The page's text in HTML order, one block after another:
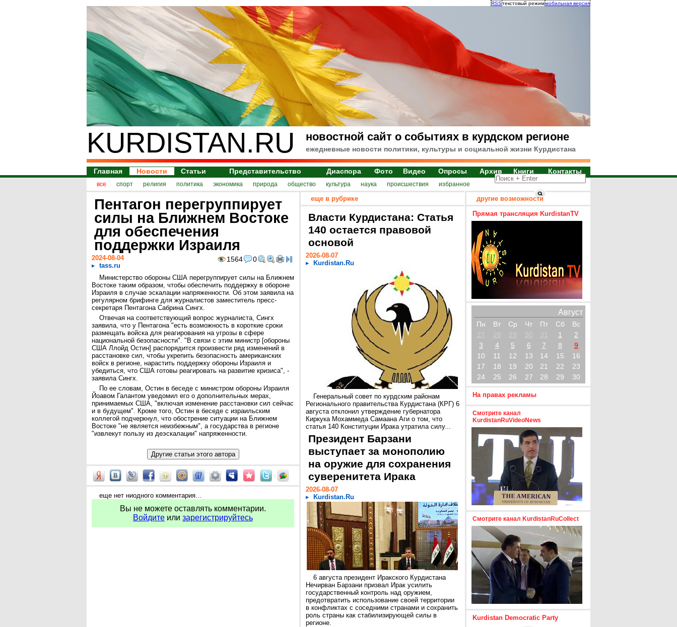
RSSтекстовый режиммобильная версия
KURDISTAN.RU новостной сайт о событиях в курдском регионе
ежедневные новости политики, культуры и социальной жизни Курдистана
Главная Новости Статьи Представительство Диаспора Фото Видео Опросы Архив Книги Контакты
все спорт религия политика экономика природа общество культура наука происшествия избранное
Пентагон перегруппирует
силы на Ближнем Востоке
для обеспечения
поддержки Израиля
1564 0
2024-08-04
tass.ru
Министерство обороны США перегруппирует силы на Ближнем
Востоке таким образом, чтобы обеспечить поддержку в обороне
Израиля в случае эскалации напряженности. Об этом заявила на
регулярном брифинге для журналистов заместитель пресс-
секретаря Пентагона Сабрина Сингх.
Отвечая на соответствующий вопрос журналиста, Сингх
заявила, что у Пентагона "есть возможность в короткие сроки
размещать войска для реагирования на угрозы в сфере
национальной безопасности". "В связи с этим министр [обороны
США Ллойд Остин] распорядится произвести ряд изменений в
расстановке сил, чтобы укрепить безопасность американских
войск в регионе, нарастить поддержку обороны Израиля и
убедиться, что США готовы реагировать на развитие кризиса", -
заявила Сингх.
По ее словам, Остин в беседе с министром обороны Израиля
Йоавом Галантом уведомил его о дополнительных мерах,
принимаемых США, "включая изменение расстановки сил сейчас
и в будущем". Кроме того, Остин в беседе с израильским
коллегой подчеркнул, что обострение ситуации на Ближнем
Востоке "не является неизбежным", а государства в регионе
"извлекут пользу из деэскалации" напряженности.
еще нет ниодного комментария...
Вы не можете оставлять комментарии.
Войдите или зарегистрируйтесь
еще в рубрике
Власти Курдистана: Статья
140 остается правовой
основой
2026-08-07
Kurdistan.Ru
Генеральный совет по курдским районам
Регионального правительства Курдистана (КРГ) 6
августа отклонил утверждение губернатора
Киркука Мохаммеда Самаана Аги о том, что
статья 140 Конституции Ирака утратила силу...
Президент Барзани
выступает за монополию
на оружие для сохранения
суверенитета Ирака
2026-08-07
Kurdistan.Ru
6 августа президент Иракского Курдистана
Нечирван Барзани призвал Ирак усилить
государственный контроль над оружием,
предотвратить использование своей территории
в конфликтах с соседними странами и сохранить
роль страны как стабилизирующей силы в
регионе.
другие возможности
Прямая трансляция KurdistanTV
Август
Пн Вт Ср Чт Пт Сб
Вс
27
28 29 30 31 1
2
3
4 5 6 7 8
9
10
11 12 13 14 15
16
17
18 19 20 21 22
23
24
25 26 27 28 29 30
На правах рекламы
Смотрите канал
KurdistanRuVideoNews
Смотрите канал KurdistanRuCollect
Kurdistan Democratic Party